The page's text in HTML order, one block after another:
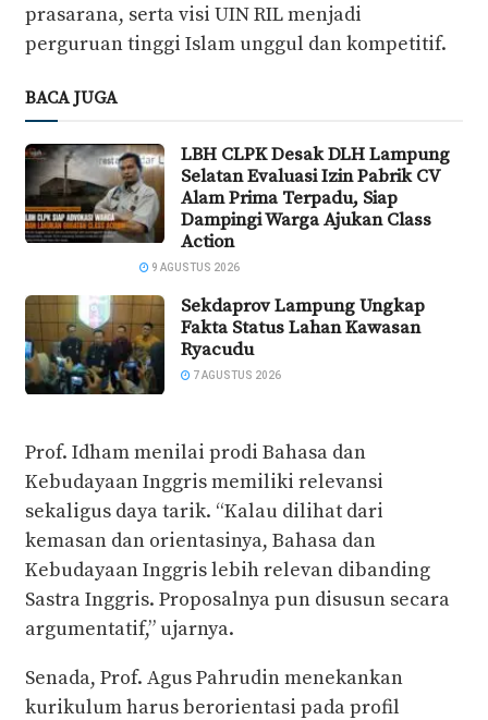
prasarana, serta visi UIN RIL menjadi
perguruan tinggi Islam unggul dan kompetitif.
BACA JUGA
LBH CLPK Desak DLH Lampung
Selatan Evaluasi Izin Pabrik CV
Alam Prima Terpadu, Siap
Dampingi Warga Ajukan Class
Action
9 AGUSTUS 2026
Sekdaprov Lampung Ungkap
Fakta Status Lahan Kawasan
Ryacudu
7 AGUSTUS 2026
Prof. Idham menilai prodi Bahasa dan
Kebudayaan Inggris memiliki relevansi
sekaligus daya tarik. “Kalau dilihat dari
kemasan dan orientasinya, Bahasa dan
Kebudayaan Inggris lebih relevan dibanding
Sastra Inggris. Proposalnya pun disusun secara
argumentatif,” ujarnya.
Senada, Prof. Agus Pahrudin menekankan
kurikulum harus berorientasi pada profil